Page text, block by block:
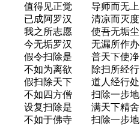
值得见正觉 导师而无上
已成阿罗汉 清凉而灭度
我之所志愿 使吾无垢尘
今无垢罗汉 无漏所作办
假令扫除是 普天下使净
不如为离欲 除扫所经行
假扫除天下 道人经行处
不如四方僧 扫除一步地
设复扫除是 满天下精舍
不如于佛寺 扫除一步地